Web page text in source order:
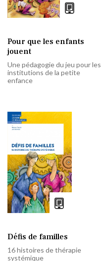
Pour que les enfants
jouent
Une pédagogie du jeu pour les
institutions de la petite
enfance
Défis de familles
16 histoires de thérapie
systémique